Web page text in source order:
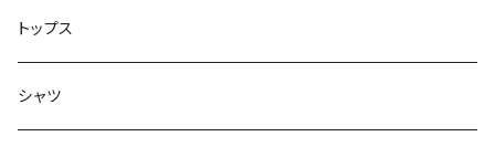
シューズ
バッグ
8.2インチ
8.3インチ
トップス
シャツ